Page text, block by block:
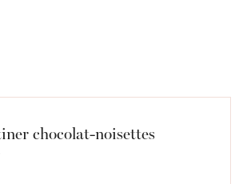
chocolat-noisettes